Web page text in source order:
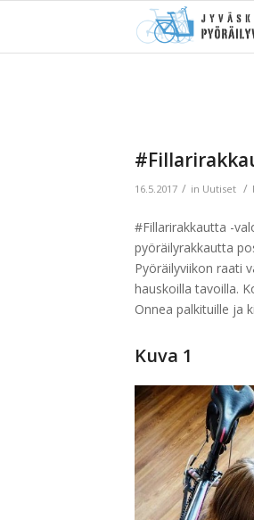
16.5.2017 / in Uutiset /
#Fillarirakkautta -
pyöräilyrakkautta
Pyöräilyviikon raati
hauskoilla tavoilla.
Onnea palkituille ja
Kuva 1